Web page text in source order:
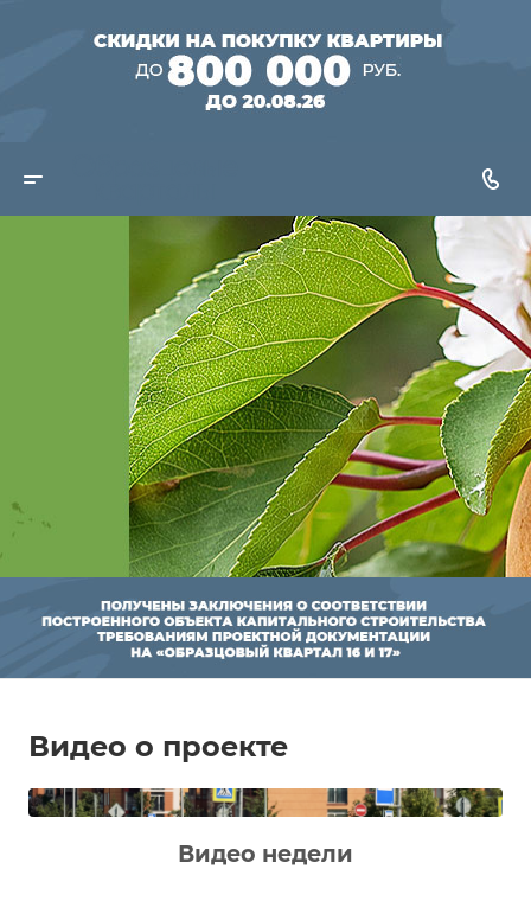
3 выгодные
программы
покупки квартиры
Рассрочка 0%
Скидка до 750 000 руб. в
«Образцовом квартале 15»*
Cкидка на квартиры в
готовом доме до 880
000 руб.*
*Акция действует до 20.08.2026
Смотреть все акции
Видео о проекте
Транспортная доступность
Видео недели